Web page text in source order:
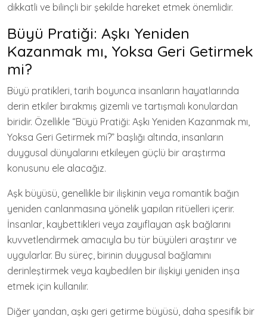
dikkatli ve bilinçli bir şekilde hareket etmek önemlidir.
Büyü Pratiği: Aşkı Yeniden
Kazanmak mı, Yoksa Geri Getirmek
mi?
Büyü pratikleri, tarih boyunca insanların hayatlarında
derin etkiler bırakmış gizemli ve tartışmalı konulardan
biridir. Özellikle “Büyü Pratiği: Aşkı Yeniden Kazanmak mı,
Yoksa Geri Getirmek mi?” başlığı altında, insanların
duygusal dünyalarını etkileyen güçlü bir araştırma
konusunu ele alacağız.
Aşk büyüsü, genellikle bir ilişkinin veya romantik bağın
yeniden canlanmasına yönelik yapılan ritüelleri içerir.
İnsanlar, kaybettikleri veya zayıflayan aşk bağlarını
kuvvetlendirmek amacıyla bu tür büyüleri araştırır ve
uygularlar. Bu süreç, birinin duygusal bağlamını
derinleştirmek veya kaybedilen bir ilişkiyi yeniden inşa
etmek için kullanılır.
Diğer yandan, aşkı geri getirme büyüsü, daha spesifik bir